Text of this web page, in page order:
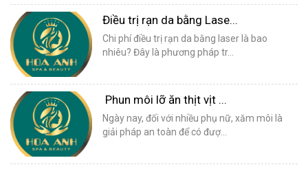
Điều trị rạn da bằng Lase...
Chi phí điều trị rạn da bằng laser là bao
nhiêu? Đây là phương pháp tr...
Phun môi lỡ ăn thịt vịt ...
Ngày nay, đối với nhiều phụ nữ, xăm môi là
giải pháp an toàn để có đượ...